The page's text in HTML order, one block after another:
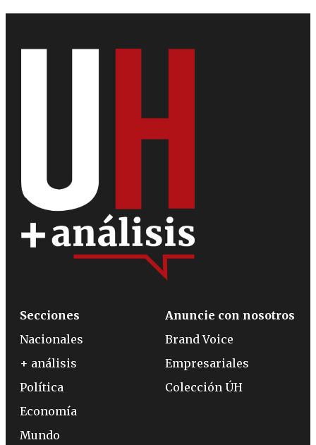
Secciones
Nacionales
+ análisis
Política
Economía
Mundo
Anuncie con nosotros
Brand Voice
Empresariales
Colección ÚH